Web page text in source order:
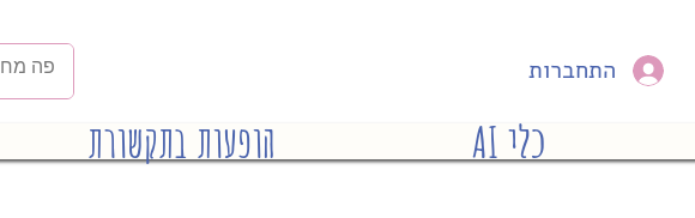
כלי AI הופעות בתקשורת
התחברות